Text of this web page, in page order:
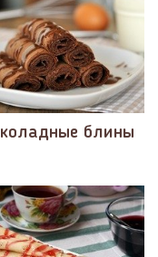
блины